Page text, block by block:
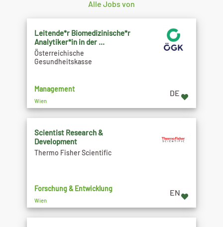
Alle Jobs von
Leitende*r Biomedizinische*r
Analytiker*in in der ...
Österreichische
Gesundheitskasse
Management
Wien
DE
Scientist Research &
Development
Thermo Fisher Scientific
Forschung & Entwicklung
Wien
EN